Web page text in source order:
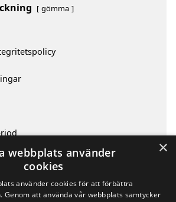
gömma
av information
och klagomål
×
webbplats använder
cookies
använder cookies för att förbättra
Genom att använda vår webbplats samtycker